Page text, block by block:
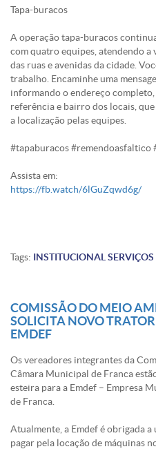
Tapa-buracos
A operação tapa-buracos
com quatro equipes, atendendo
das ruas e avenidas da cidade.
trabalho. Encaminhe uma
informando o endereço
referência e bairro dos locais,
a localização pelas equipes.
#tapaburacos #remendoasfaltico
Assista em:
https://fb.watch/6lGuZqwd6g/
Tags: INSTITUCIONAL SERVIÇOS
COMISSÃO DO MEIO
SOLICITA NOVO
EMDEF
Os vereadores integrantes da
Câmara Municipal de Franca
esteira para a Emdef – Empresa
de Franca.
Atualmente, a Emdef é obrigada
pagar pela locação de máquinas